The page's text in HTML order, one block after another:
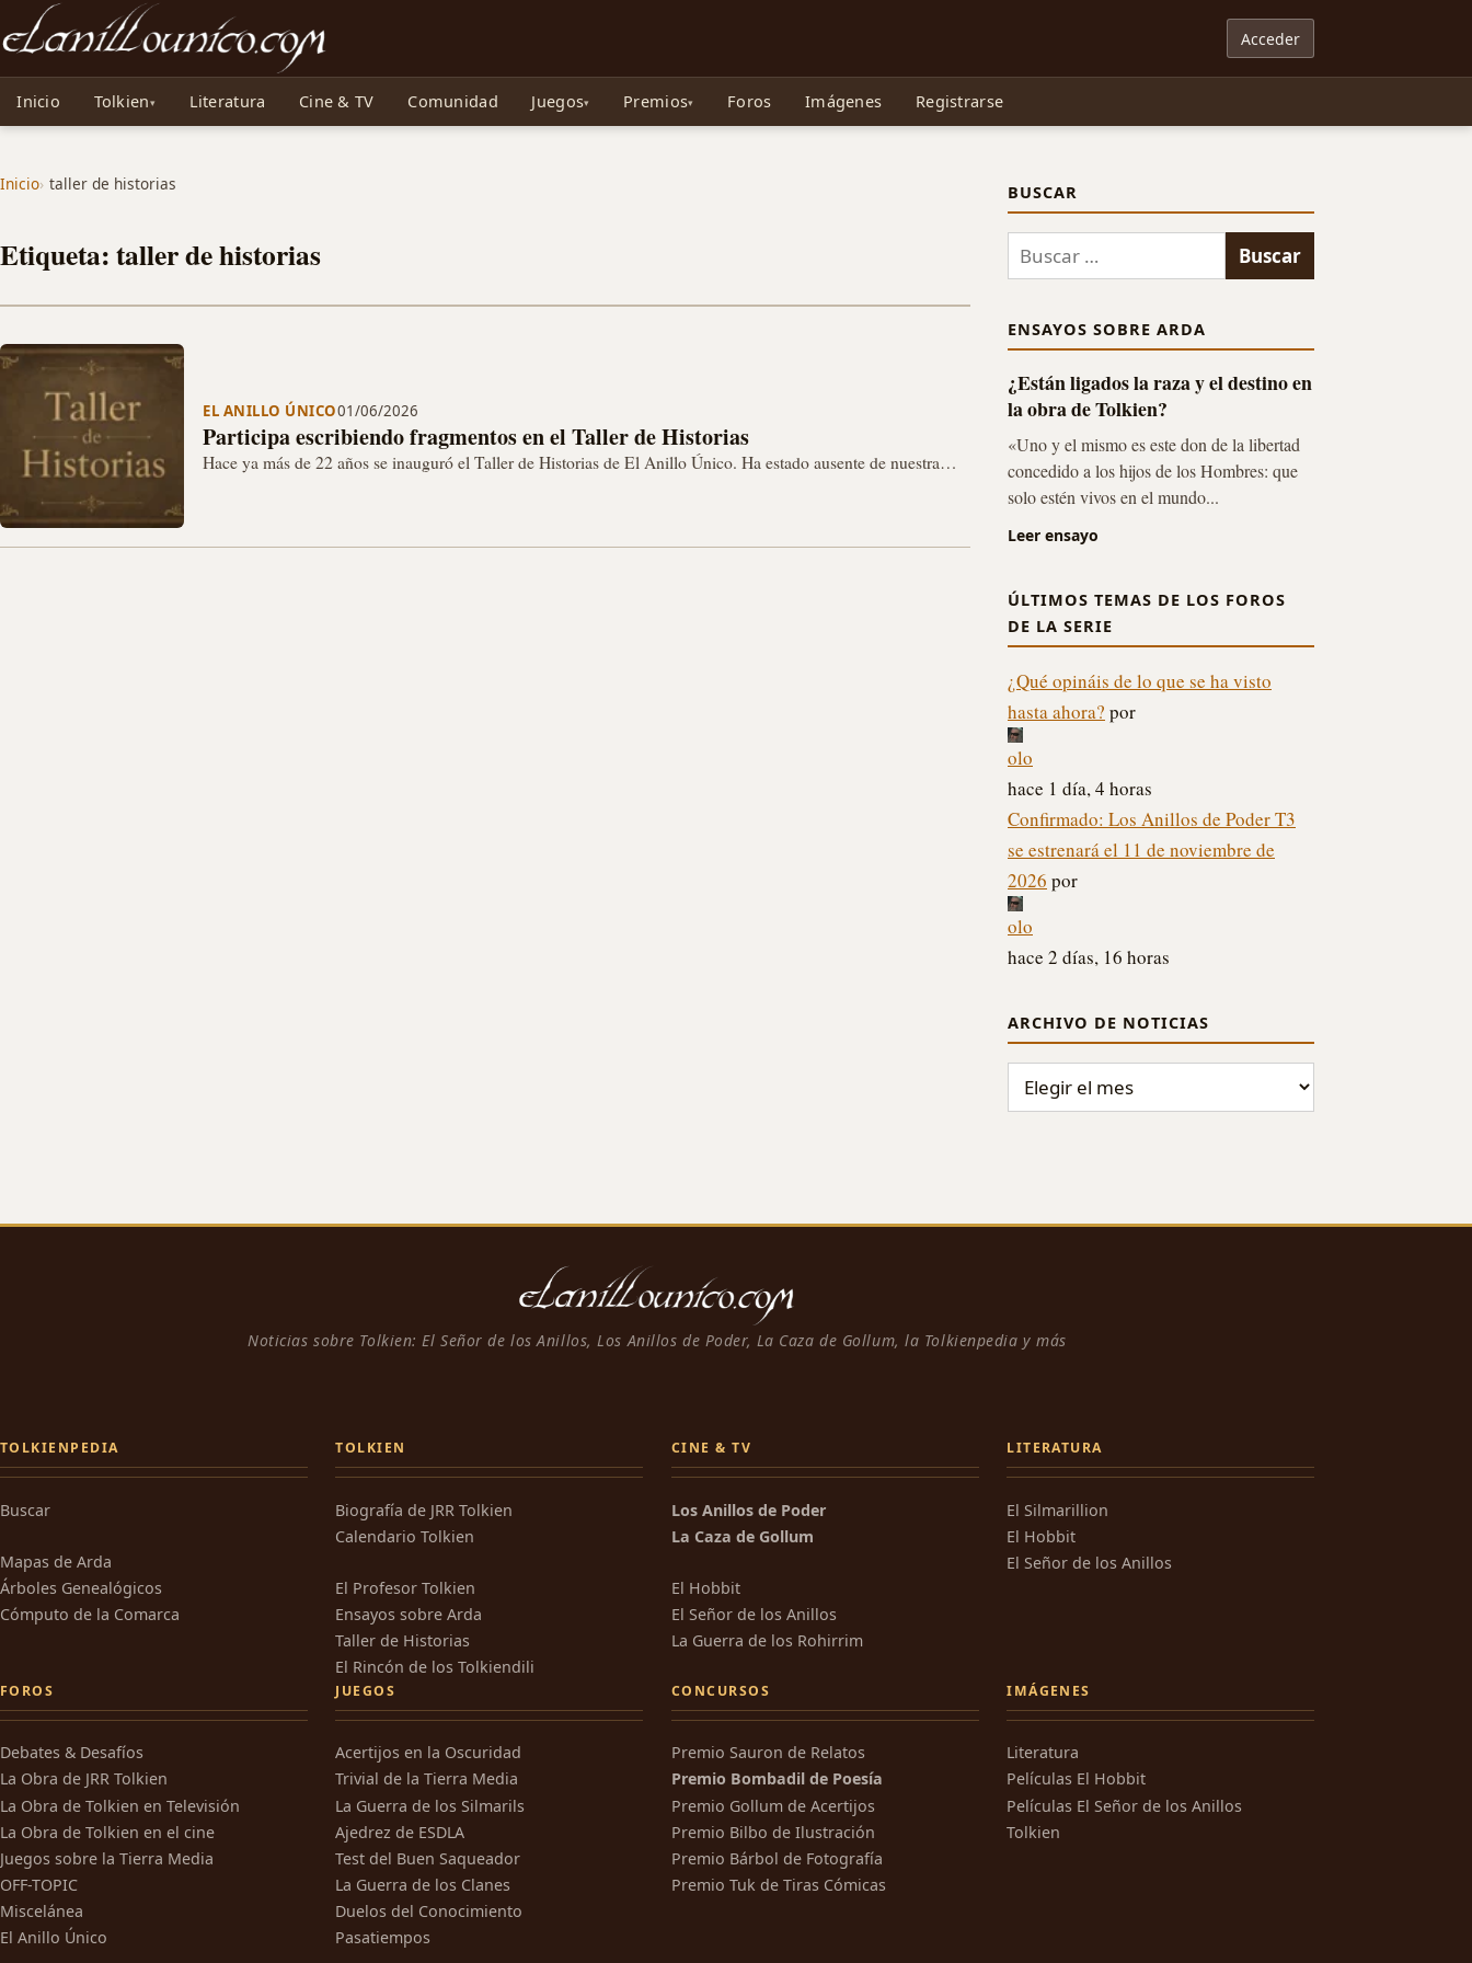
Noticias sobre Tolkien: El Señor de los Anillos, Los Anillos de Poder, La Caza de Gollum, la Tolkienpedia y más
Acceder
Inicio Tolkien Literatura Cine & TV Comunidad Juegos Premios Foros Imágenes Registrarse
Inicio taller de historias
Etiqueta: taller de historias
EL ANILLO ÚNICO01/06/2026
Participa escribiendo fragmentos en el Taller de Historias
Hace ya más de 22 años se inauguró el Taller de Historias de El Anillo Único. Ha estado ausente de nuestra
BUSCAR
Buscar:
ENSAYOS SOBRE ARDA
¿Están ligados la raza y el destino en
la obra de Tolkien?
«Uno y el mismo es este don de la libertad
concedido a los hijos de los Hombres: que
solo estén vivos en el mundo...
Leer ensayo
ÚLTIMOS TEMAS DE LOS FOROS
DE LA SERIE
¿Qué opináis de lo que se ha visto
hasta ahora? por
olo
hace 1 día, 4 horas
Confirmado: Los Anillos de Poder T3
se estrenará el 11 de noviembre de
2026 por
olo
hace 2 días, 16 horas
ARCHIVO DE NOTICIAS
ARCHIVO DE NOTICIAS
Noticias sobre Tolkien: El Señor de los Anillos, Los Anillos de Poder, La Caza de Gollum, la Tolkienpedia y más
TOLKIENPEDIA
Buscar
Mapas de Arda
Árboles Genealógicos
Cómputo de la Comarca
TOLKIEN
Biografía de JRR Tolkien
Calendario Tolkien
El Profesor Tolkien
Ensayos sobre Arda
Taller de Historias
El Rincón de los Tolkiendili
CINE & TV
Los Anillos de Poder
La Caza de Gollum
El Hobbit
El Señor de los Anillos
La Guerra de los Rohirrim
LITERATURA
El Silmarillion
El Hobbit
El Señor de los Anillos
FOROS
Debates & Desafíos
La Obra de JRR Tolkien
La Obra de Tolkien en Televisión
La Obra de Tolkien en el cine
Juegos sobre la Tierra Media
OFF-TOPIC
Miscelánea
El Anillo Único
JUEGOS
Acertijos en la Oscuridad
Trivial de la Tierra Media
La Guerra de los Silmarils
Ajedrez de ESDLA
Test del Buen Saqueador
La Guerra de los Clanes
Duelos del Conocimiento
Pasatiempos
CONCURSOS
Premio Sauron de Relatos
Premio Bombadil de Poesía
Premio Gollum de Acertijos
Premio Bilbo de Ilustración
Premio Bárbol de Fotografía
Premio Tuk de Tiras Cómicas
IMÁGENES
Literatura
Películas El Hobbit
Películas El Señor de los Anillos
Tolkien